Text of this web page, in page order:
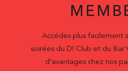
Accédes plus facilement
soirées du D! Club et du
d’avantages chez nos